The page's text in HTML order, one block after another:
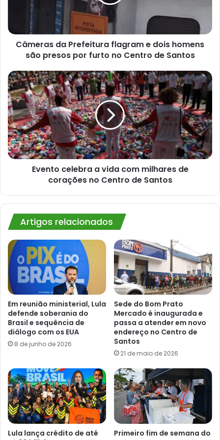
homens
presos
por
Centro
de
Santos
Câmeras da Prefeitura flagram e dois homens
são presos por furto no Centro de Santos
Evento
celebra
a
vida
com
milhares
de
corações
no
Evento celebra a vida com milhares de
corações no Centro de Santos
Artigos relacionados
Em reunião ministerial, Lula
defende soberania do
Brasil e sequência de
diálogo com os EUA
8 de junho de 2026
Sede do Bom Prato
Mercado é inaugurada e
passa a atender em novo
endereço no Centro de
Santos
21 de maio de 2026
Lula lança crédito de até
Primeiro fim de semana do